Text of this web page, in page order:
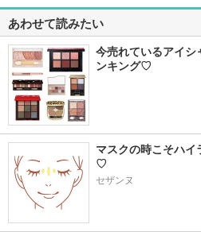
あわせて読みたい
今売れているアイシ
ンキング♡
マスクの時こそハイ
♡
セザンヌ